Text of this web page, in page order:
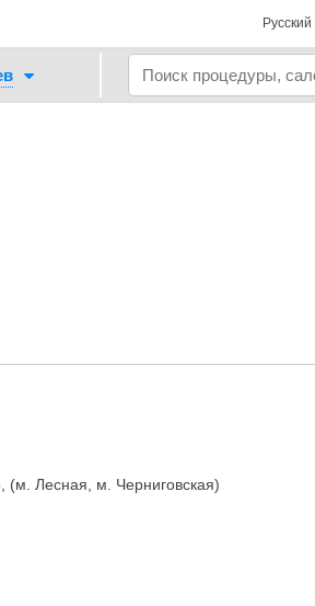
Русский
(м. Лесная, м. Черниговская)